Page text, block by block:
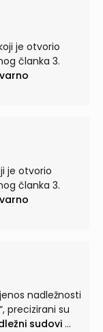
je otvorio
članka 3.
je otvorio
članka 3.
nadležnosti
precizirani su
sudovi...